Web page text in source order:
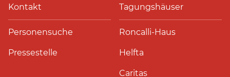
Kontakt
Personensuche
Pressestelle
Tagungshäuser
Roncalli-Haus
Helfta
Caritas